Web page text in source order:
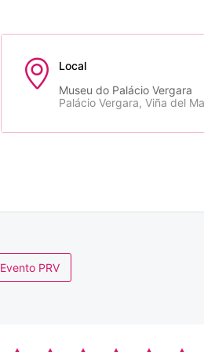
Local
Museu do Palácio Vergara
Palácio Vergara, Viña del
Evento PRV